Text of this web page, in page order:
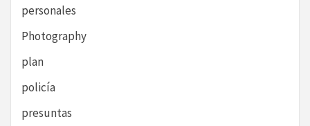
personales
Photography
plan
policía
presuntas